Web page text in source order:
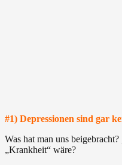
#1) Depressionen sind gar
Was hat man uns
„Krankheit“ wäre?